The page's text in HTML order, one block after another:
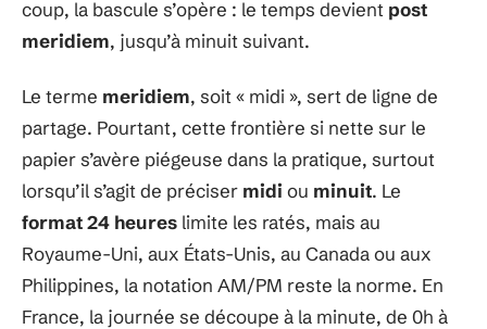
coup, la bascule s’opère : le temps devient post
meridiem, jusqu’à minuit suivant.
Le terme meridiem, soit « midi », sert de ligne de
partage. Pourtant, cette frontière si nette sur le
papier s’avère piégeuse dans la pratique, surtout
lorsqu’il s’agit de préciser midi ou minuit. Le
format 24 heures limite les ratés, mais au
Royaume-Uni, aux États-Unis, au Canada ou aux
Philippines, la notation AM/PM reste la norme. En
France, la journée se découpe à la minute, de 0h à